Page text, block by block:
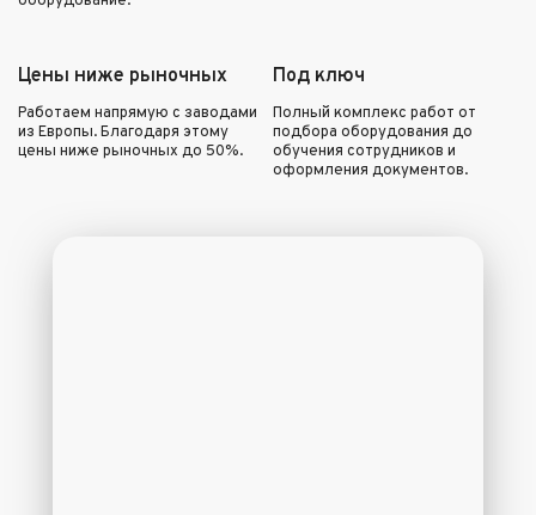
Цены ниже рыночных
Работаем напрямую с заводами
из Европы. Благодаря этому
цены ниже рыночных до 50%.
Под ключ
Полный комплекс работ от
подбора оборудования до
обучения сотрудников и
оформления документов.